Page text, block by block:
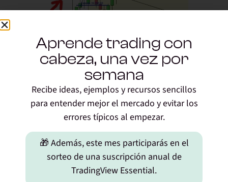
Fibonacci sí está ahí. No es una patraña,
como más de uno piensa, y sí se le puede sacar
partido. En la práctica, se le saca mucho menos
provecho que en el papel porque, como te
comentaba antes, sueles tener pistas en el histórico
para marcar soportes y resistencias, sin necesidad de
recurrir a Fibonacci.
Aprende trading con
cabeza, una vez por
semana
Recibe ideas, ejemplos y recursos sencillos
para entender mejor el mercado y evitar los
errores típicos al empezar.
🎁 Además, este mes participarás en el
sorteo de una suscripción anual de
TradingView Essential.